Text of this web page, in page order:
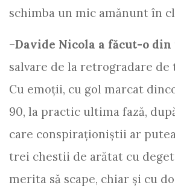
schimba un mic amănunt în
–Davide Nicola a făcut-o din
salvare de la retrogradare de
Cu emoții, cu gol marcat
90, la practic ultima fază,
care conspiraționiștii ar
trei chestii de arătat cu
merita să scape, chiar și cu